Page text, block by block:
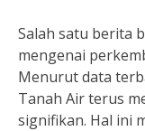
Salah satu berita
mengenai
Menurut data
Tanah Air terus
signifikan. Hal ini